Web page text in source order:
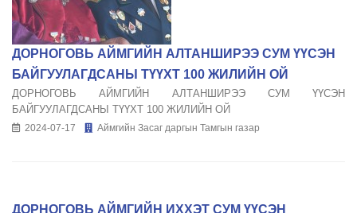
ДОРНОГОВЬ АЙМГИЙН АЛТАНШИРЭЭ СУМ ҮҮСЭН
БАЙГУУЛАГДСАНЫ ТҮҮХТ 100 ЖИЛИЙН ОЙ
ДОРНОГОВЬ АЙМГИЙН АЛТАНШИРЭЭ СУМ ҮҮСЭН
БАЙГУУЛАГДСАНЫ ТҮҮХТ 100 ЖИЛИЙН ОЙ
2024-07-17 Аймгийн Засаг даргын Тамгын газар
ДОРНОГОВЬ АЙМГИЙН ИХХЭТ СУМ ҮҮСЭН